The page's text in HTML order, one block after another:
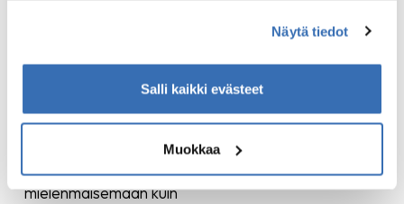
Näytä tiedot
Salli kaikki evästeet
Muokkaa
ihmisiä täällä on asunut? Mitä
Turussa voi kokea?
Voidaan opetella hieman Turun
paikallistapoja ja murretta, niin
sujahdat sisään turkulaiseen
mielenmaisemaan kuin